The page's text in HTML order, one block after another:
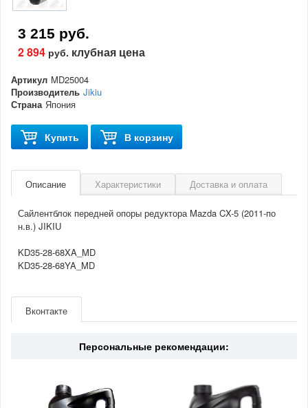
3 215 руб.
2 894 руб. клубная цена
Артикул MD25004
Производитель Jikiu
Страна Япония
Купить В корзину
Описание Характеристики Доставка и оплата
Сайлентблок передней опоры редуктора Mazda CX-5 (2011-по
н.в.) JIKIU
KD35-28-68XA_MD
KD35-28-68YA_MD
Страна Япония
Вконтакте
Персональные рекомендации: